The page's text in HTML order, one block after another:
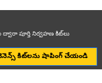
పూర్తి నిర్వహణ కిట్‌లు
కిట్‌లను షాపింగ్ చేయండి